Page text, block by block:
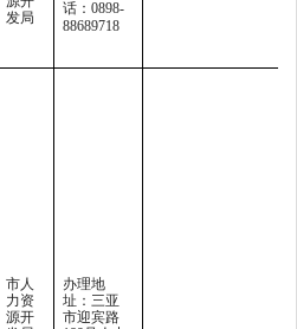
话：0898-
88689718
发局
市人
力资
源开
办理地
址：三亚
市迎宾路